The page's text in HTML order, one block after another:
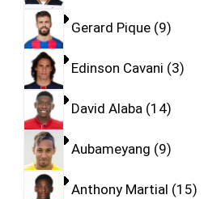
Gerard Pique 9
Edinson Cavani 3
David Alaba 14
Aubameyang 9
Anthony Martial 15